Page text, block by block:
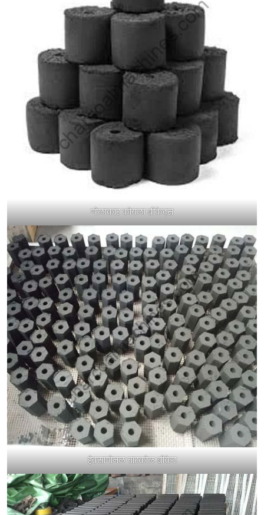
गोलाकार कोयला ब्रीकेट्स
हेक्सागोनल चारकोल ब्रीकेट